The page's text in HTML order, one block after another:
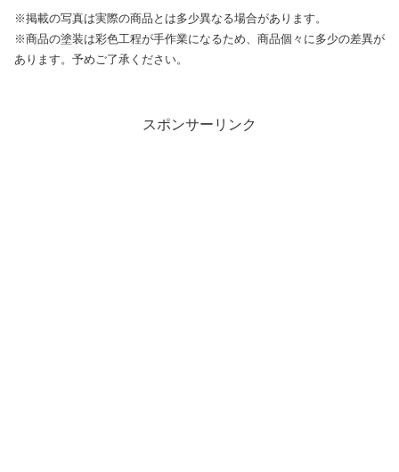
※掲載の写真は実際の商品とは多少異なる場合があります。
※商品の塗装は彩色工程が手作業になるため、商品個々に多少の差異が
あります。予めご了承ください。
スポンサーリンク